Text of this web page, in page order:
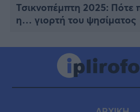
Τσικνοπέμπτη 2025: Πότε
η… γιορτή του ψησίματος